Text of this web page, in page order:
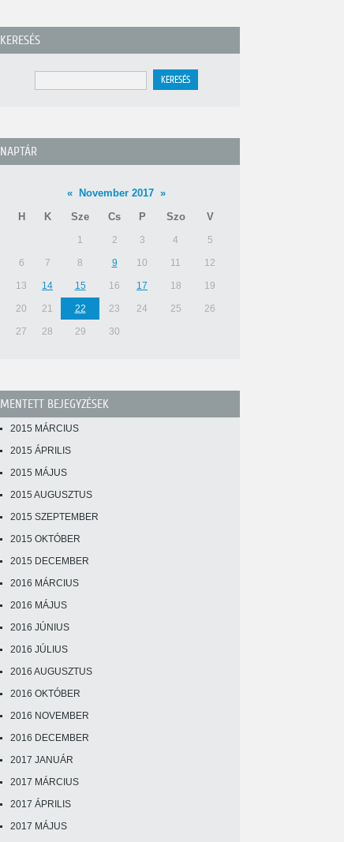
KERESÉS
NAPTÁR
« November 2017 »
H
K Sze Cs P Szo V
1 2 3 4 5
6 7 8 9 10 11 12
13 14 15 16 17 18 19
20 21 22 23 24 25 26
27 28 29 30
MENTETT BEJEGYZÉSEK
2015 MÁRCIUS
2015 ÁPRILIS
2015 MÁJUS
2015 AUGUSZTUS
2015 SZEPTEMBER
2015 OKTÓBER
2015 DECEMBER
2016 MÁRCIUS
2016 MÁJUS
2016 JÚNIUS
2016 JÚLIUS
2016 AUGUSZTUS
2016 OKTÓBER
2016 NOVEMBER
2016 DECEMBER
2017 JANUÁR
2017 MÁRCIUS
2017 ÁPRILIS
2017 MÁJUS